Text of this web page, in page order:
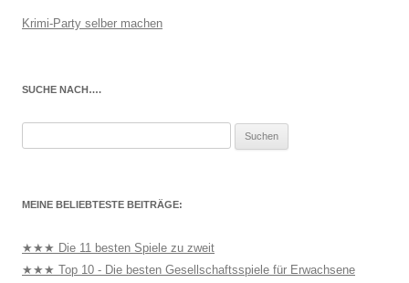
Krimi-Party selber machen
SUCHE NACH….
MEINE BELIEBTESTE BEITRÄGE:
★★★ Die 11 besten Spiele zu zweit
★★★ Top 10 - Die besten Gesellschaftsspiele für Erwachsene